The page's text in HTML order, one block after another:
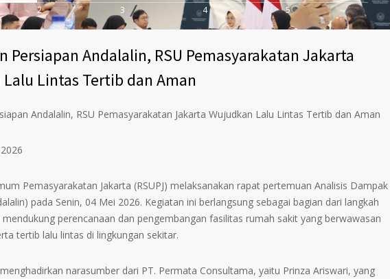
2 3 4 5
Persiapan Andalalin, RSU Pemasyarakatan Jakarta
Lintas Tertib dan Aman
Andalalin, RSU Pemasyarakatan Jakarta Wujudkan Lalu Lintas Tertib dan Aman
Pemasyarakatan Jakarta (RSUPJ) melaksanakan rapat pertemuan Analisis Dampak
pada Senin, 04 Mei 2026. Kegiatan ini berlangsung sebagai bagian dari langkah
perencanaan dan pengembangan fasilitas rumah sakit yang berwawasan
tertib lalu lintas di lingkungan sekitar.
narasumber dari PT. Permata Consultama, yaitu Prinza Ariswari, yang